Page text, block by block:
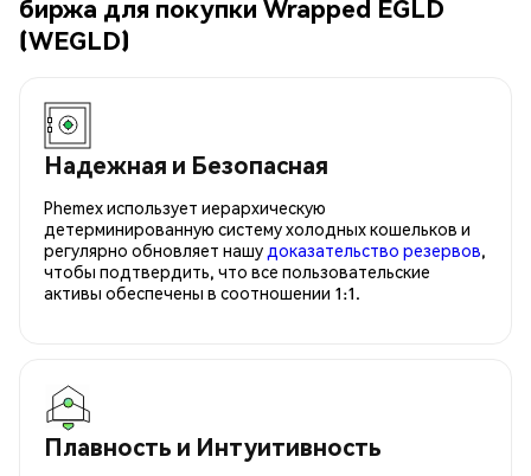
биржа для покупки Wrapped EGLD
(WEGLD)
Надежная и Безопасная
Phemex использует иерархическую
детерминированную систему холодных кошельков и
регулярно обновляет нашу доказательство резервов,
чтобы подтвердить, что все пользовательские
активы обеспечены в соотношении 1:1.
Плавность и Интуитивность